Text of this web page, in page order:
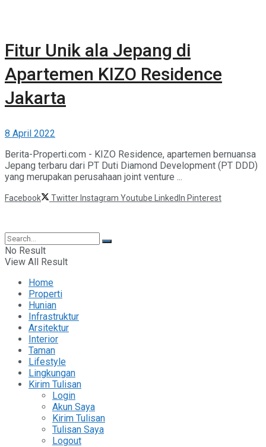
Fitur Unik ala Jepang di
Apartemen KIZO Residence
Jakarta
8 April 2022
Berita-Properti.com - KIZO Residence, apartemen bernuansa
Jepang terbaru dari PT Duti Diamond Development (PT DDD)
yang merupakan perusahaan joint venture ...
Facebook Twitter Instagram Youtube LinkedIn Pinterest
No Result
View All Result
Home
Properti
Hunian
Infrastruktur
Arsitektur
Interior
Taman
Lifestyle
Lingkungan
Kirim Tulisan
Login
Akun Saya
Kirim Tulisan
Tulisan Saya
Logout